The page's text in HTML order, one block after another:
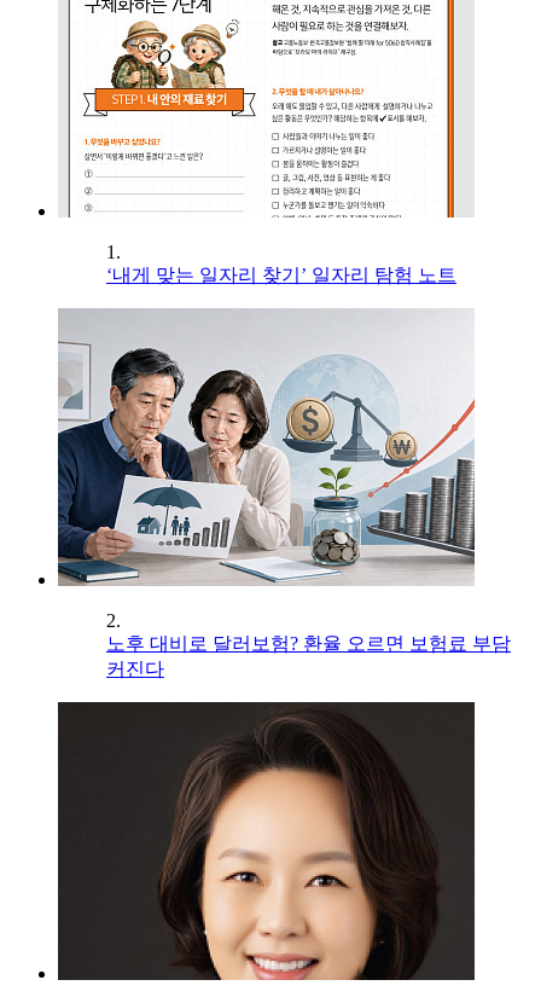
1.
‘내게 맞는 일자리 찾기’ 일자리 탐험 노트
2.
노후 대비로 달러보험? 환율 오르면 보험료 부담
커진다